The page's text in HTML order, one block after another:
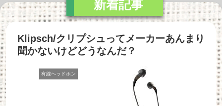
Klipsch/クリプシュってメーカーあんまり
聞かないけどどうなんだ？
有線ヘッドホン